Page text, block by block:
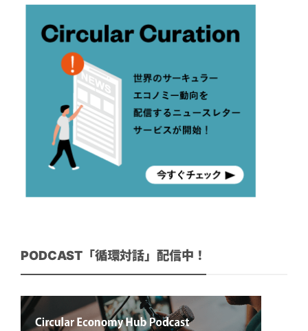
PODCAST「循環対話」配信中！